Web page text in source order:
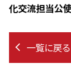
化交流担当公
一覧に戻る